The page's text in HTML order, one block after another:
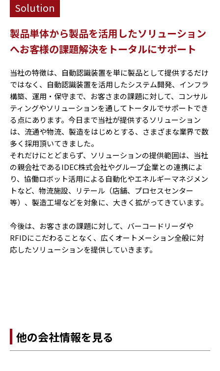
Solution
製品単体から製品を活用したソリューション
へお客様の課題解決をトータルにサポート
当社の特徴は、自動認識装置を単に製品として提供するだけ
ではなく、自動認識装置を活用したシステム開発、インフラ
構築、運用・保守まで、お客さまの課題に対して、コンサル
ティングやソリューションを通してトータルでサポートでき
る点にあります。今日まで当社が提供するソリューション
は、流通や物流、製造をはじめとする、さまざまな業界で数
多く採用頂いてきました。
それだけにとどまらず、ソリューションの提供範囲は、当社
の親会社であるIDEC株式会社やグループ企業との連携によ
り、協働ロボット活用による自動化やエネルギーマネジメン
トなど、物流施設、リテール（店舗、プロセスセンター
等）、製造工場などを対象に、大きく拡がってきています。
今後は、お客さまの課題に対して、バーコードリーダや
RFIDにこだわることなく、広くオートメーション全般に対
応したソリューションを提供していきます。
他の会社情報を見る